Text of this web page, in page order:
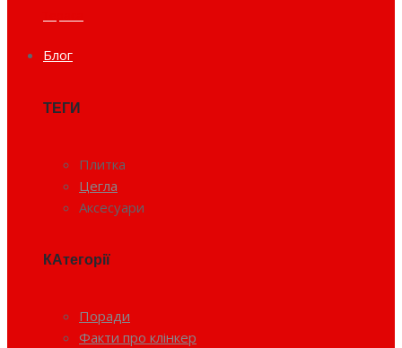
Блог
ТЕГИ
Плитка
Цегла
Аксесуари
КАтегорії
Поради
Факти про клінкер